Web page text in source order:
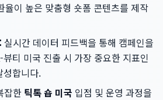
율이 높은 맞춤형 숏폼 콘텐츠를 제작
실시간 데이터 피드백을 통해 캠페인을
티 미국 진출 시 가장 중요한 지표인
성합니다.
잡한 틱톡 숍 미국 입점 및 운영 과정을